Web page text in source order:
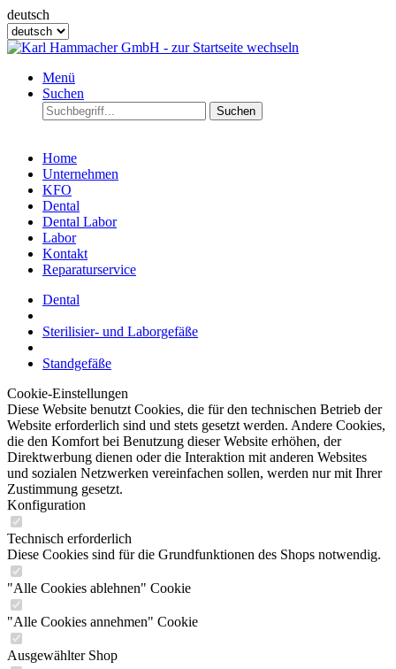
deutsch
Menü
Suchen
Suchen
Home
Unternehmen
KFO
Dental
Dental Labor
Labor
Kontakt
Reparaturservice
Dental
Sterilisier- und Laborgefäße
Standgefäße
Cookie-Einstellungen
Diese Website benutzt Cookies, die für den technischen Betrieb der
Website erforderlich sind und stets gesetzt werden. Andere Cookies,
die den Komfort bei Benutzung dieser Website erhöhen, der
Direktwerbung dienen oder die Interaktion mit anderen Websites
und sozialen Netzwerken vereinfachen sollen, werden nur mit Ihrer
Zustimmung gesetzt.
Konfiguration
Technisch erforderlich
Diese Cookies sind für die Grundfunktionen des Shops notwendig.
"Alle Cookies ablehnen" Cookie
"Alle Cookies annehmen" Cookie
Ausgewählter Shop